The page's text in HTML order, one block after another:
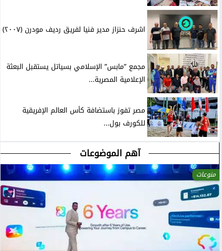
اشرف حنزاز مدير فنيا لفريق رديف مودرن (٢٠٠٧)
مجمع ”مابس” الإسلامي بسياتل يستقبل البعثة
الإعلامية المصرية...
مصر تفوز باستضافة كأس العالم الإفريقية
للكورف بول...
آهم الموضوعات
منوعات